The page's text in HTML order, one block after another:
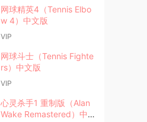
网球精英4（Tennis Elbo
w 4）中文版
VIP
网球斗士（Tennis Fighte
rs）中文版
VIP
心灵杀手1 重制版（Alan
Wake Remastered）中